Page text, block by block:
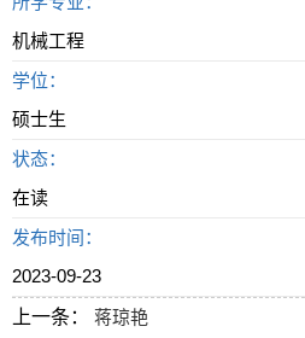
机械工程
学位：
硕士生
状态：
在读
发布时间：
2023-09-23
上一条：
蒋琼艳